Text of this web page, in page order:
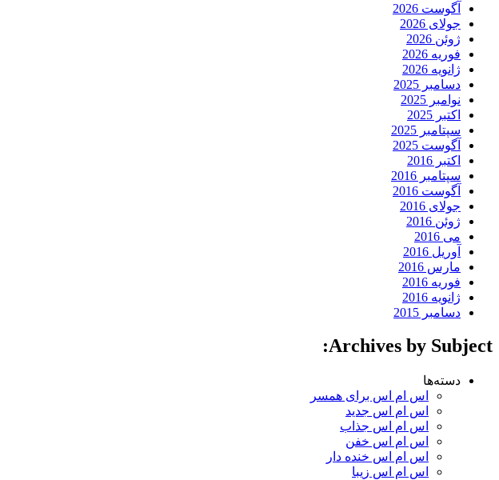
آگوست 2026
جولای 2026
ژوئن 2026
فوریه 2026
ژانویه 2026
دسامبر 2025
نوامبر 2025
اکتبر 2025
سپتامبر 2025
آگوست 2025
اکتبر 2016
سپتامبر 2016
آگوست 2016
جولای 2016
ژوئن 2016
می 2016
آوریل 2016
مارس 2016
فوریه 2016
ژانویه 2016
دسامبر 2015
Archives by Subject:
دسته‌ها
اس ام اس برای همسر
اس ام اس جدید
اس ام اس جذاب
اس ام اس خفن
اس ام اس خنده دار
اس ام اس زیبا